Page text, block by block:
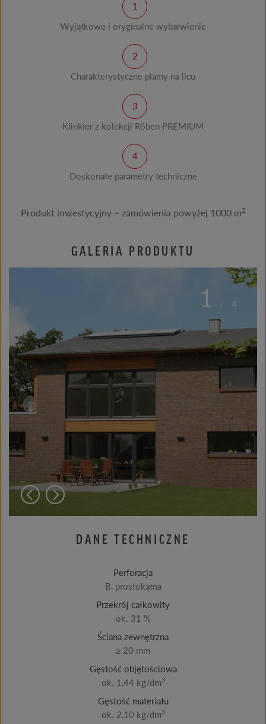
Wyjątkowe i oryginalne wybarwienie
Charakterystyczne plamy na licu
Klinkier z kolekcji Röben PREMIUM
Doskonałe parametry techniczne
Produkt inwestycyjny – zamówienia powyżej 1000 m2
GALERIA PRODUKTU
1 / 4
DANE TECHNICZNE
Perforacja
B, prostokątna
Przekrój całkowity
ok. 31 %
Ściana zewnętrzna
≥ 20 mm
Gęstość objętościowa
ok. 1,44 kg/dm3
Gęstość materiału
ok. 2,10 kg/dm3